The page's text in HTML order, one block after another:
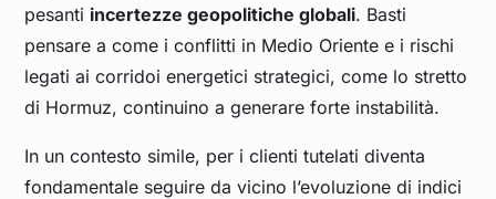
pesanti incertezze geopolitiche globali. Basti
pensare a come i conflitti in Medio Oriente e i rischi
legati ai corridoi energetici strategici, come lo stretto
di Hormuz, continuino a generare forte instabilità.
In un contesto simile, per i clienti tutelati diventa
fondamentale seguire da vicino l’evoluzione di indici